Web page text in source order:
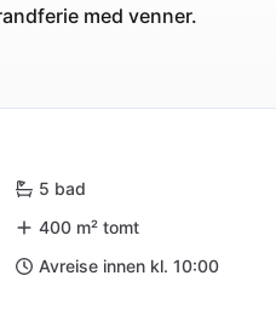
med venner.
5 bad
400 m² tomt
Avreise innen kl. 10:00